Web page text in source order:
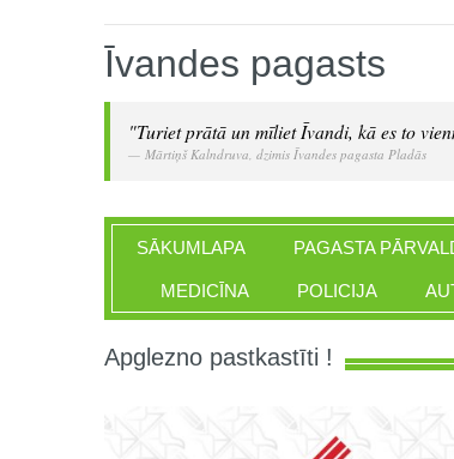
Īvandes pagasts
"Turiet prātā un mīliet Īvandi, kā es to
Mārtiņš Kalndruva, dzimis Īvandes pagasta Pladās
SĀKUMLAPA PAGASTA
MEDICĪNA POLICIJA
Apglezno pastkastīti !